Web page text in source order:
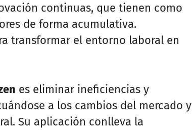
continuas, que tienen como
de forma acumulativa.
transformar el entorno laboral en
es eliminar ineficiencias y
a los cambios del mercado y
Su aplicación conlleva la